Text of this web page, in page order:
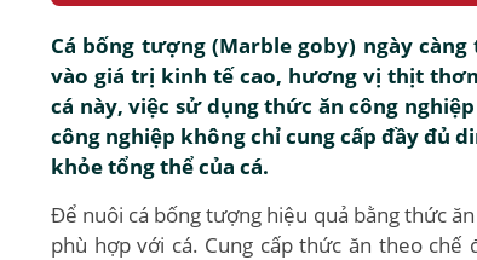
Cá bống tượng (Marble goby) ngày
vào giá trị kinh tế cao, hương vị thịt
cá này, việc sử dụng thức ăn công
công nghiệp không chỉ cung cấp đầy đủ
khỏe tổng thể của cá.
Để nuôi cá bống tượng hiệu quả bằng thức
phù hợp với cá. Cung cấp thức ăn theo